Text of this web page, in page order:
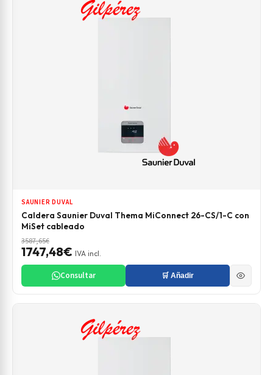
SAUNIER DUVAL
Caldera Saunier Duval Thema MiConnect 26-CS/1-C con
MiSet cableado
3587,65€
1747,48€ IVA incl.
Consultar 🛒 Añadir